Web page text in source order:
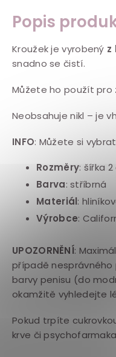
Popis
Kroužek je vyrobený z
snadno se čistí.
Můžete ho použít pro
Neobsahuje nikl – je
INFO: Můžete si
Rozměry: šířka
Barva: stříbrná
Materiál:
Výrobce:
UPOZORNĚNÍ:
případě nesprávného
barvy penisu (do
okamžitě vyhledejte
Pokud trpíte
krve či